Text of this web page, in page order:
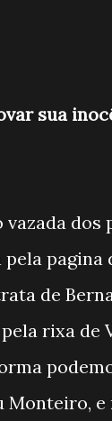
sua
dos
pagina
de
rixa de
Monteiro, e